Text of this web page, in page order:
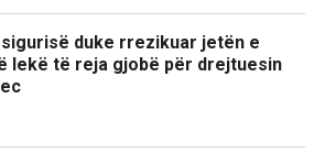
duke rrezikuar jetën e
lekë të reja gjobë për drejtuesin